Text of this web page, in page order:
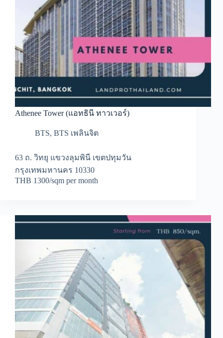
Athenee Tower (แอทธินี ทาวเวอร์)
BTS, BTS เพลินจิต
63 ถ. วิทยุ แขวงลุมพินี เขตปทุมวัน
กรุงเทพมหานคร 10330
THB 1300/sqm per month